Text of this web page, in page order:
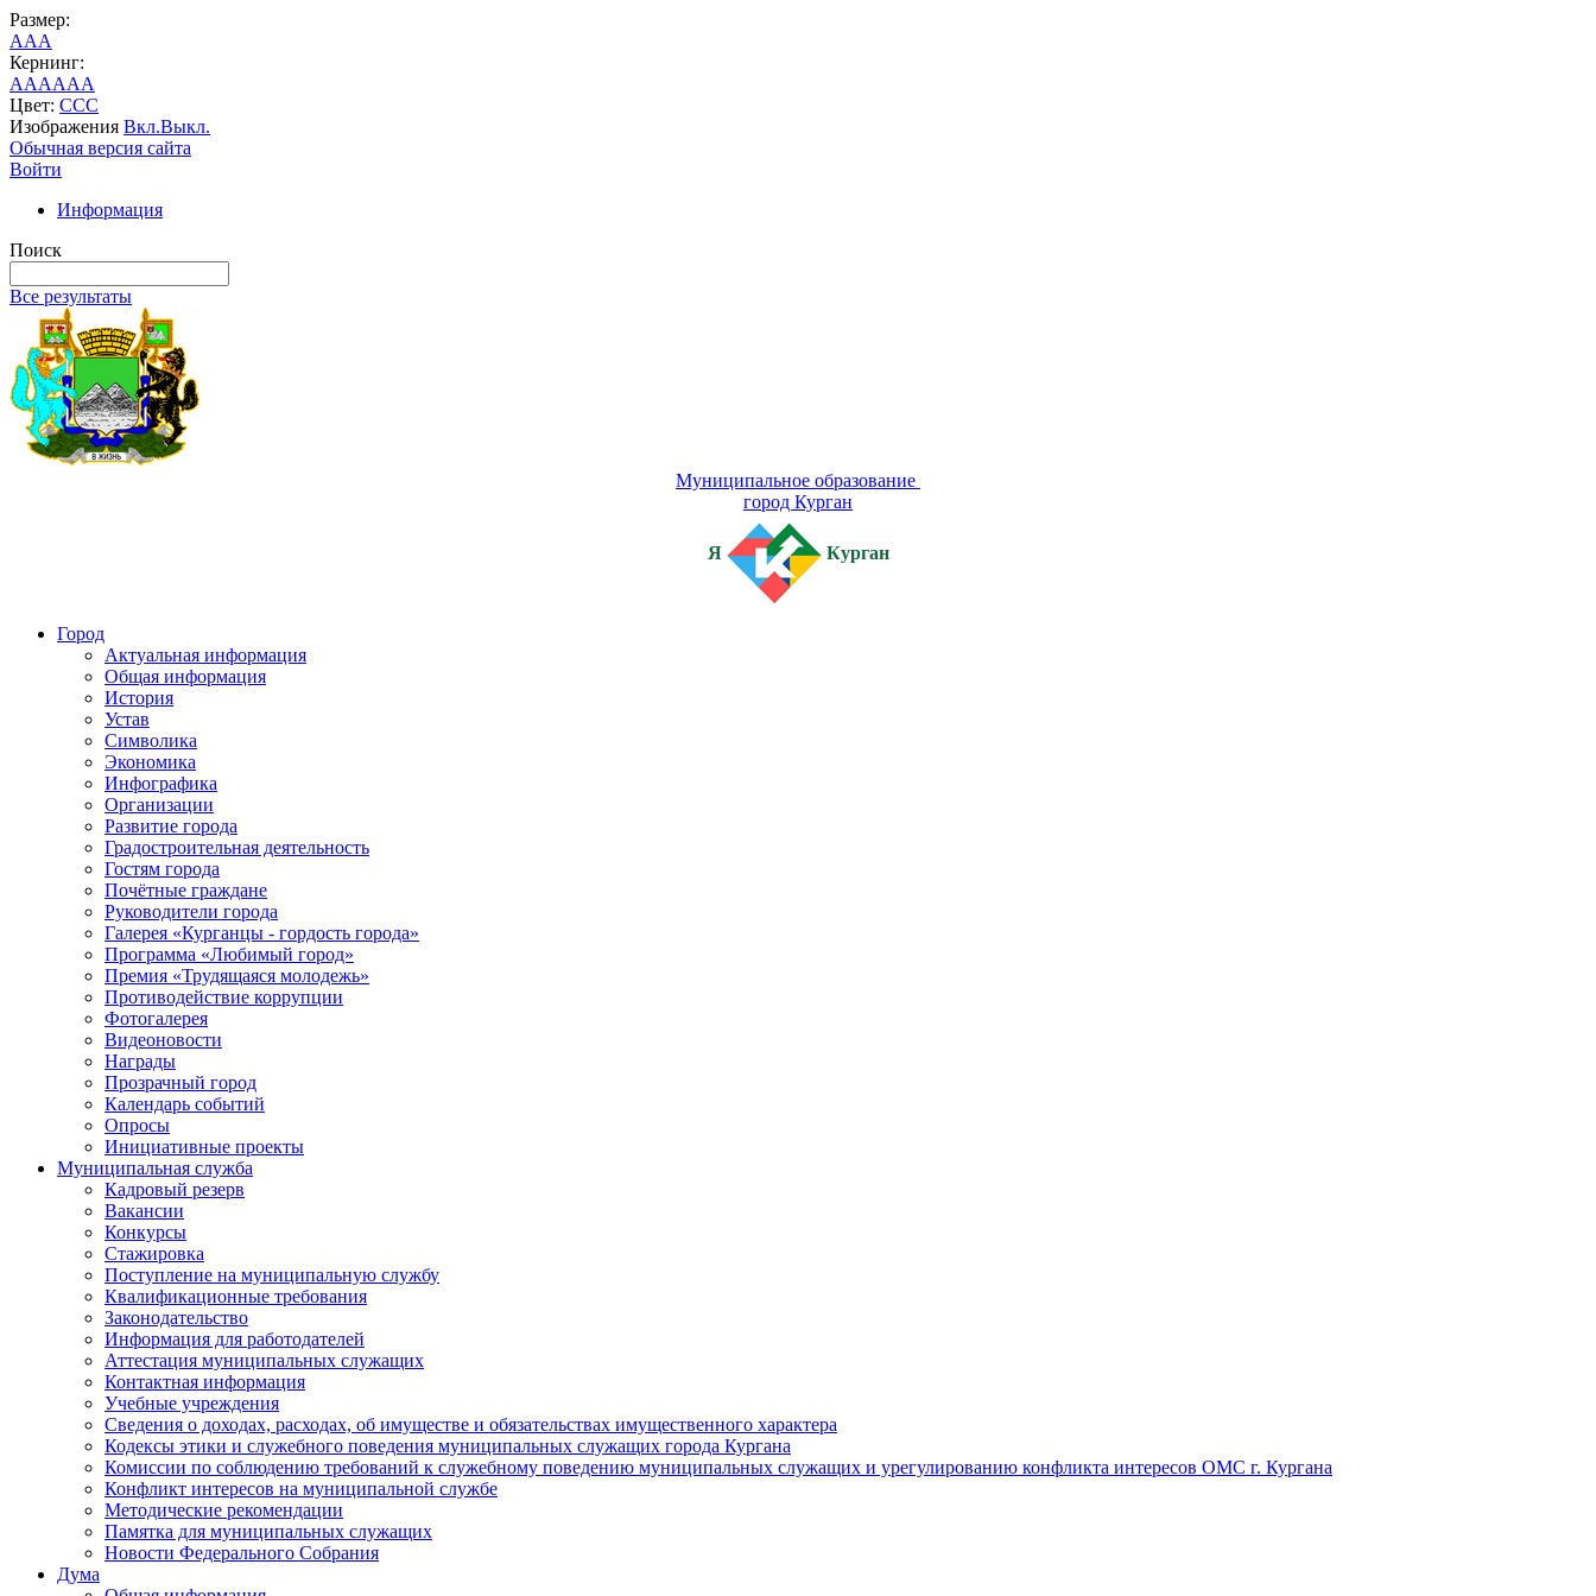
Размер:
AAA
Кернинг:
AAAAAA
Цвет: CCC
Изображения Вкл.Выкл.
Обычная версия сайта
Войти
Информация
Поиск
Все результаты
Муниципальное образование
город Курган
Я Курган
Город
Актуальная информация
Общая информация
История
Устав
Символика
Экономика
Инфографика
Организации
Развитие города
Градостроительная деятельность
Гостям города
Почётные граждане
Руководители города
Галерея «Курганцы - гордость города»
Программа «Любимый город»
Премия «Трудящаяся молодежь»
Противодействие коррупции
Фотогалерея
Видеоновости
Награды
Прозрачный город
Календарь событий
Опросы
Инициативные проекты
Муниципальная служба
Кадровый резерв
Вакансии
Конкурсы
Стажировка
Поступление на муниципальную службу
Квалификационные требования
Законодательство
Информация для работодателей
Аттестация муниципальных служащих
Контактная информация
Учебные учреждения
Сведения о доходах, расходах, об имуществе и обязательствах имущественного характера
Кодексы этики и служебного поведения муниципальных служащих города Кургана
Комиссии по соблюдению требований к служебному поведению муниципальных служащих и урегулированию конфликта интересов ОМС г. Кургана
Конфликт интересов на муниципальной службе
Методические рекомендации
Памятка для муниципальных служащих
Новости Федерального Cобрания
Дума